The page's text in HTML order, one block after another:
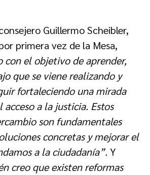
Guillermo Scheibler,
primera vez de la Mesa,
con el objetivo de aprender,
que se viene realizando y
fortaleciendo una mirada
a la justicia. Estos
son fundamentales
concretas y mejorar el
a la ciudadanía”. Y
creo que existen reformas